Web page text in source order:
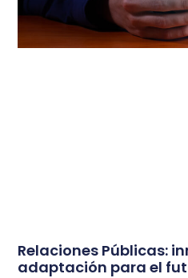
Relaciones Públicas:
adaptación para el